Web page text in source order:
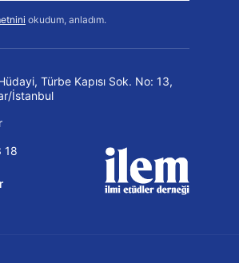
okudum, anladım.
Türbe Kapısı Sok. No: 13,
İstanbul
18